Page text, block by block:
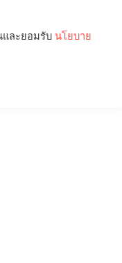
และยอมรับ นโยบาย